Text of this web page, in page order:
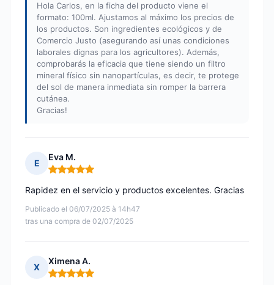
Hola Carlos, en la ficha del producto viene el
formato: 100ml. Ajustamos al máximo los precios de
los productos. Son ingredientes ecológicos y de
Comercio Justo (asegurando así unas condiciones
laborales dignas para los agricultores). Además,
comprobarás la eficacia que tiene siendo un filtro
mineral físico sin nanopartículas, es decir, te protege
del sol de manera inmediata sin romper la barrera
cutánea.
Gracias!
E
Eva M.
Nota: 5 de 5
Publicado el 06/07/2025 à 14h47
tras una compra de 02/07/2025
Rapidez en el servicio y productos excelentes. Gracias
X
Ximena A.
Nota: 5 de 5